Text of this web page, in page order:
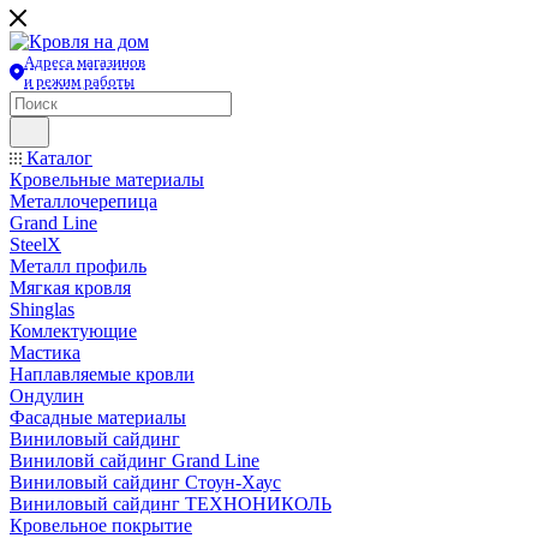
Адреса магазинов
и режим работы
Каталог
Кровельные материалы
Металлочерепица
Grand Line
SteelX
Металл профиль
Мягкая кровля
Shinglas
Комлектующие
Мастика
Наплавляемые кровли
Ондулин
Фасадные материалы
Виниловый сайдинг
Виниловй сайдинг Grand Line
Виниловый сайдинг Стоун-Хаус
Виниловый сайдинг ТЕХНОНИКОЛЬ
Кровельное покрытие